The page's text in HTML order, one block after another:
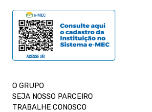
O GRUPO
SEJA NOSSO PARCEIRO
TRABALHE CONOSCO